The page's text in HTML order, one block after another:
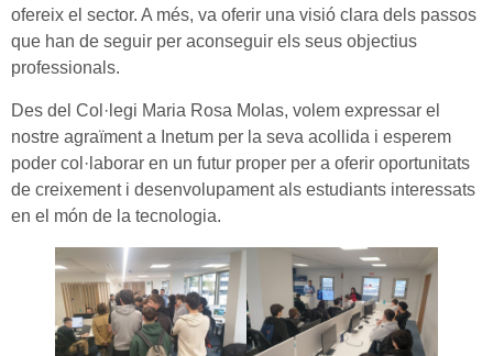
ofereix el sector. A més, va oferir una visió clara dels passos
que han de seguir per aconseguir els seus objectius
professionals.
Des del Col·legi Maria Rosa Molas, volem expressar el
nostre agraïment a Inetum per la seva acollida i esperem
poder col·laborar en un futur proper per a oferir oportunitats
de creixement i desenvolupament als estudiants interessats
en el món de la tecnologia.